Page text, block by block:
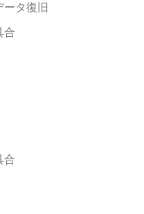
ータ復旧
合
合